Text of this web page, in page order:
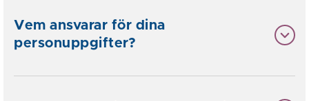
Vem ansvarar för dina
personuppgifter?